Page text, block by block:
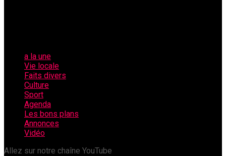
a la une
Vie locale
Faits divers
Culture
Sport
Agenda
Les bons plans
Annonces
Vidéo
Allez sur notre chaîne YouTube